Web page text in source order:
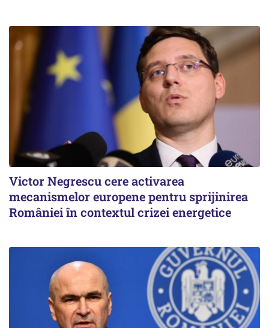
Victor Negrescu cere activarea
mecanismelor europene pentru sprijinirea
României în contextul crizei energetice